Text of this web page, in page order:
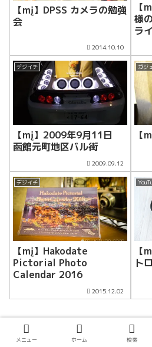
【mį】DPSS カメラの勉強
会
2014.10.10
【
様
ラ
開
デジイチ
【mį】2009年9月11日
函館元町地区バル街
2009.09.12
ガジ
【
デジイチ
【mį】Hakodate
Pictorial Photo
Calendar 2016
2015.12.02
【
ト
スポンサーリ
メニュー ホーム 検索